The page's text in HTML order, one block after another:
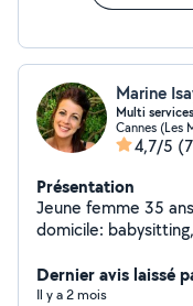
Marine
Multi services
Cannes (Les
4,7/5
Présentation
Jeune femme 35
domicile:
plus de
Dernier avis laissé
Il y a 2 mois